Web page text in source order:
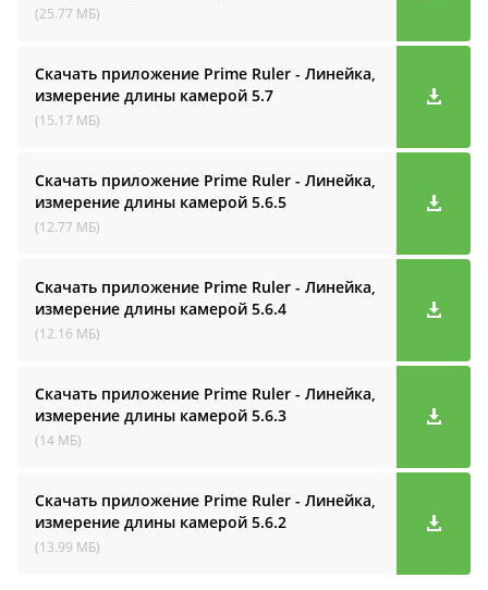
(25.77 МБ)
Скачать приложение Prime Ruler - Линейка,
измерение длины камерой 5.7
(15.17 МБ)
Скачать приложение Prime Ruler - Линейка,
измерение длины камерой 5.6.5
(12.77 МБ)
Скачать приложение Prime Ruler - Линейка,
измерение длины камерой 5.6.4
(12.16 МБ)
Скачать приложение Prime Ruler - Линейка,
измерение длины камерой 5.6.3
(14 МБ)
Скачать приложение Prime Ruler - Линейка,
измерение длины камерой 5.6.2
(13.99 МБ)